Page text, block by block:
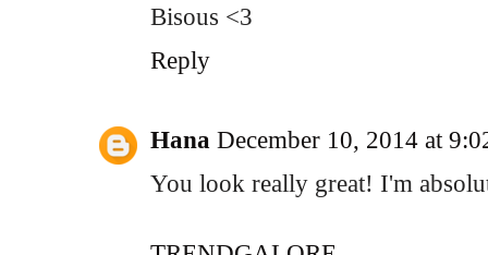
Bisous <3
Reply
Hana December 10, 2014 at
You look really great! I'm